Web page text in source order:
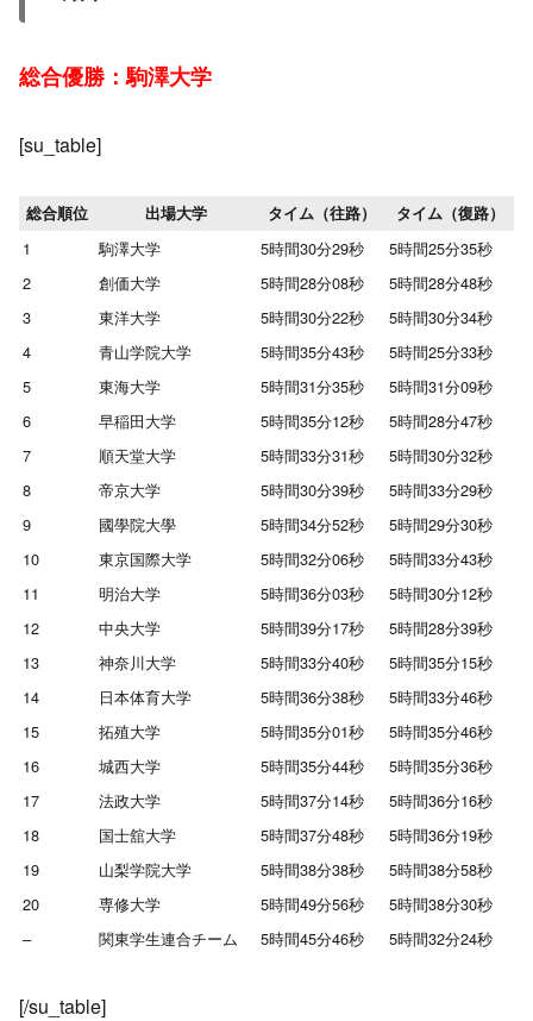
総合優勝：駒澤大学
[su_table]
総合順位 出場大学 タイム（往路） タイム（復路）
1 駒澤大学 5時間30分29秒
5時間25分35秒
2
創価大学 5時間28分08秒
5時間28分48秒
3
東洋大学 5時間30分22秒
5時間30分34秒
4
青山学院大学 5時間35分43秒
5時間25分33秒
5
東海大学 5時間31分35秒
5時間31分09秒
6
早稲田大学 5時間35分12秒
5時間28分47秒
7
順天堂大学 5時間33分31秒
5時間30分32秒
8
帝京大学 5時間30分39秒
5時間33分29秒
9
國學院大學 5時間34分52秒
5時間29分30秒
10
東京国際大学 5時間32分06秒
5時間33分43秒
11
明治大学 5時間36分03秒
5時間30分12秒
12
中央大学 5時間39分17秒
5時間28分39秒
13
神奈川大学 5時間33分40秒
5時間35分15秒
14
日本体育大学 5時間36分38秒
5時間33分46秒
15
拓殖大学 5時間35分01秒
5時間35分46秒
16
城西大学 5時間35分44秒
5時間35分36秒
17
法政大学 5時間37分14秒
5時間36分16秒
18
国士舘大学 5時間37分48秒
5時間36分19秒
19
山梨学院大学 5時間38分38秒
5時間38分58秒
20
専修大学 5時間49分56秒
5時間38分30秒
–
関東学生連合チーム 5時間45分46秒 5時間32分24秒
[/su_table]